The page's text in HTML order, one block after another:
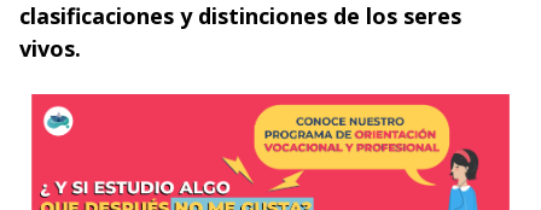
clasificaciones y distinciones de los seres
vivos.